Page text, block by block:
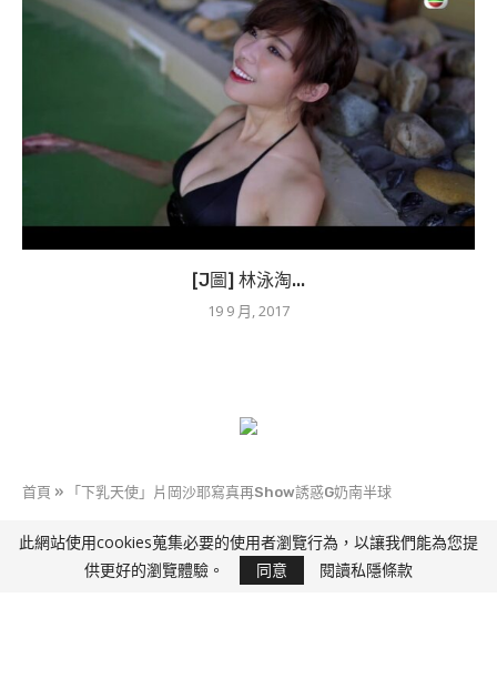
[J圖] 林泳淘...
19 9 月, 2017
首頁 » 「下乳天使」片岡沙耶寫真再Show誘惑G奶南半球
未分類
「下乳天使」片岡沙耶寫真再Show誘惑G奶南半球
此網站使用cookies蒐集必要的使用者瀏覽行為，以讓我們能為您提
供更好的瀏覽體驗。
同意 閱讀私隱條款